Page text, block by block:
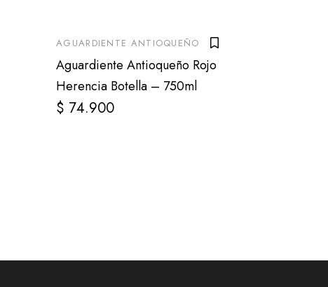
AGUARDIENTE ANTIOQUEÑO
Aguardiente Antioqueño Rojo
Herencia Botella – 750ml
$ 74.900